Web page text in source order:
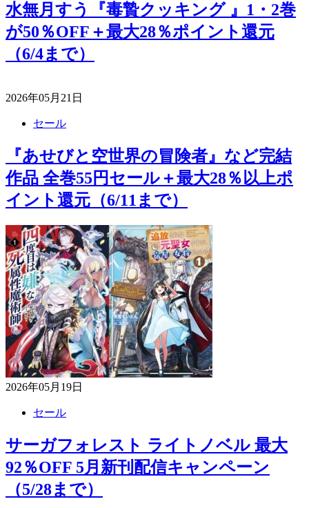
水無月すう『毒贄クッキング 』1・2巻
が50％OFF＋最大28％ポイント還元
（6/4まで）
2026年05月21日
セール
『あせびと空世界の冒険者』など完結
作品 全巻55円セール＋最大28％以上ポ
イント還元（6/11まで）
2026年05月19日
セール
サーガフォレスト ライトノベル 最大
92％OFF 5月新刊配信キャンペーン
（5/28まで）